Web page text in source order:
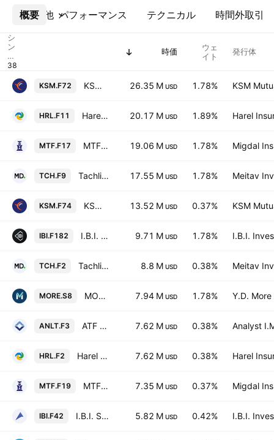
概要 パフォーマンス テクニカル 時間外取引
その他
シ
ン
ボ
ル
時価
ウェ
イト
発行体
KSM.F72 KSM ETF (4A) TA-90 26.35 M USD 1.78% KSM
HRL.F11 Harel Sal TA 90 ETF 20.17 M USD 1.89% Harel
MTF.F17 MTF SAL (4A) TA-90 IL 19.06 M USD 1.78% Migdal
TCH.F9 Tachlit SAL (40) TA 90 IL 17.55 M USD 1.78% Meitav
KSM.F74 KSM ETF (4A) TA-125 13.52 M USD 0.37% KSM
IBI.F182 I.B.I. SAL (4A) TA-90 IL Units 9.71 M USD 1.78% I.B.I.
TCH.F2 Tachlit SAL (40) TA 125 IL 8.8 M USD 0.38% Meitav
MORE.S8 MORE SAL TA-90 IL ETF Units 7.94 M USD 1.78% Y.D.
ANLT.F3 ATF ETF (4A) TA 125 IL 7.62 M USD 0.38% Analyst
HRL.F2 Harel Sal (4A) TA 125 7.62 M USD 0.38% Harel
MTF.F19 MTF SAL (4A) TA-125 IL 7.35 M USD 0.37% Migdal
IBI.F42 I.B.I. SAL (4A) TA-125 IL ETF 5.82 M USD 0.42% I.B.I.